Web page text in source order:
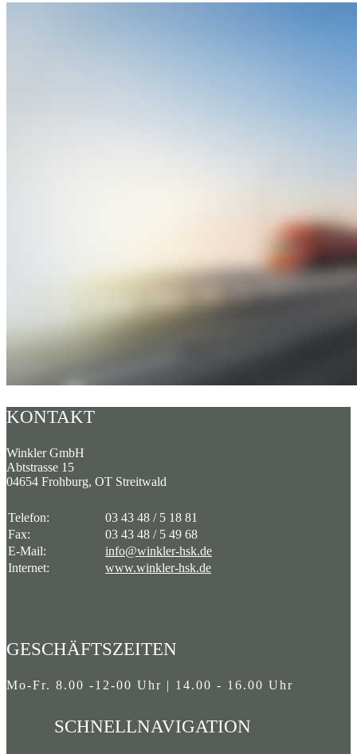
KONTAKT
Winkler GmbH
Abtstrasse 15
04654 Frohburg, OT Streitwald
Telefon:
03 43 48 / 5 18 81
Fax:
03 43 48 / 5 49 68
E-Mail:
info@winkler-hsk.de
Internet:
www.winkler-hsk.de
GESCHÄFTSZEITEN
Mo-Fr. 8.00 -12-00 Uhr | 14.00 - 16.00 Uhr
SCHNELLNAVIGATION